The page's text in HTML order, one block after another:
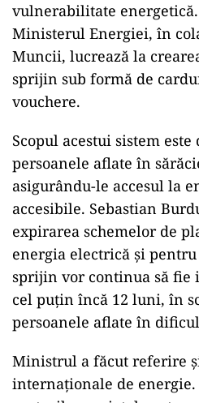
vulnerabilitate energetică.
Ministerul Energiei, în
Muncii, lucrează la
sprijin sub formă de
vouchere.
Scopul acestui sistem este
persoanele aflate în
asigurându-le accesul la
accesibile. Sebastian
expirarea schemelor de
energia electrică și
sprijin vor continua să fie
cel puțin încă 12 luni, în
persoanele aflate în
Ministrul a făcut referire
internaționale de